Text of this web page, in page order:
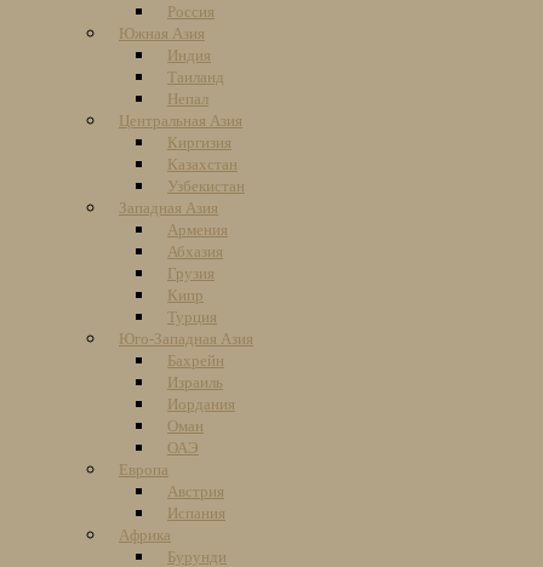
Россия
Южная Азия
Индия
Таиланд
Непал
Центральная Азия
Киргизия
Казахстан
Узбекистан
Западная Азия
Армения
Абхазия
Грузия
Кипр
Турция
Юго-Западная Азия
Бахрейн
Израиль
Иордания
Оман
ОАЭ
Европа
Австрия
Испания
Африка
Бурунди